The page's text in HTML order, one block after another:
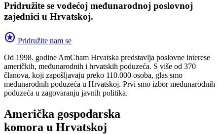
Pridružite se vodećoj međunarodnoj poslovnoj
zajednici u Hrvatskoj.
stars Pridružite nam se
Od 1998. godine AmCham Hrvatska predstavlja poslovne interese
američkih, međunarodnih i hrvatskih poduzeća. S više od 370
članova, koji zapošljavaju preko 110.000 osoba, glas smo
međunarodnih poduzeća u Hrvatskoj. Prvi smo izbor međunarodnih
poduzeća u zagovaranju javnih politika.
Američka gospodarska
komora u Hrvatskoj